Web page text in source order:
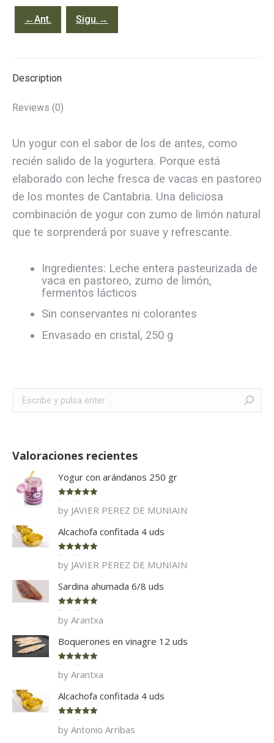
gr
quantity
←Ant. Sigu.→
Description
Reviews (0)
Un yogur con el sabor de los de antes, como
recién salido de la yogurtera. Porque está
elaborado con leche fresca de vacas en pastoreo
de los montes de Cantabria. Una deliciosa
combinación de yogur con zumo de limón natural
que te sorprenderá por suave y refrescante.
Ingredientes: Leche entera pasteurizada de
vaca en pastoreo, zumo de limón,
fermentos lácticos
Sin conservantes ni colorantes
Envasado en cristal, 250 g
Valoraciones recientes
Yogur con arándanos 250 gr
Rated 5
of 5
by JAVIER PEREZ DE MUNIAIN
Alcachofa confitada 4 uds
Rated 5
of 5
by JAVIER PEREZ DE MUNIAIN
Sardina ahumada 6/8 uds
Rated 5
of 5
by Arantxa
Boquerones en vinagre 12 uds
Rated 5
of 5
by Arantxa
Alcachofa confitada 4 uds
Rated 5
of 5
by Antonio Arribas